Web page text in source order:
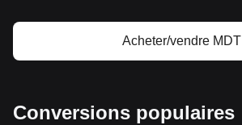
Acheter/vendre MDT
Conversions populaires